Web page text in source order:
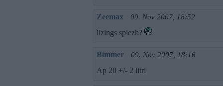
Zeemax 09. Nov 2007, 18:52
lizings spiezh?
Bimmer 09. Nov 2007, 18:16
Ap 20 +/- 2 litri